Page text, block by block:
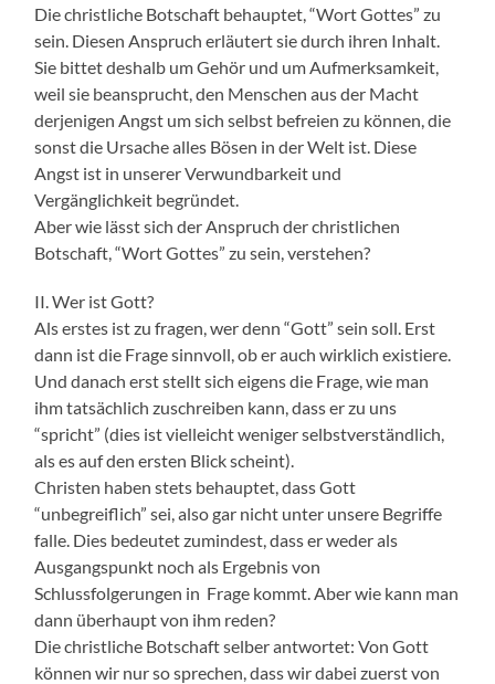
Die christliche Botschaft behauptet, “Wort Gottes” zu
sein. Diesen Anspruch erläutert sie durch ihren Inhalt.
Sie bittet deshalb um Gehör und um Aufmerksamkeit,
weil sie beansprucht, den Menschen aus der Macht
derjenigen Angst um sich selbst befreien zu können, die
sonst die Ursache alles Bösen in der Welt ist. Diese
Angst ist in unserer Verwundbarkeit und
Vergänglichkeit begründet.
Aber wie lässt sich der Anspruch der christlichen
Botschaft, “Wort Gottes” zu sein, verstehen?
II. Wer ist Gott?
Als erstes ist zu fragen, wer denn “Gott” sein soll. Erst
dann ist die Frage sinnvoll, ob er auch wirklich existiere.
Und danach erst stellt sich eigens die Frage, wie man
ihm tatsächlich zuschreiben kann, dass er zu uns
“spricht” (dies ist vielleicht weniger selbstverständlich,
als es auf den ersten Blick scheint).
Christen haben stets behauptet, dass Gott
“unbegreiflich” sei, also gar nicht unter unsere Begriffe
falle. Dies bedeutet zumindest, dass er weder als
Ausgangspunkt noch als Ergebnis von
Schlussfolgerungen in Frage kommt. Aber wie kann man
dann überhaupt von ihm reden?
Die christliche Botschaft selber antwortet: Von Gott
können wir nur so sprechen, dass wir dabei zuerst von